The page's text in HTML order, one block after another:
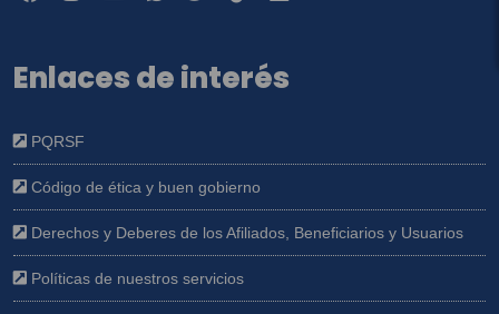
Enlaces de interés
PQRSF
Código de ética y buen gobierno
Derechos y Deberes de los Afiliados, Beneficiarios y Usuarios
Políticas de nuestros servicios